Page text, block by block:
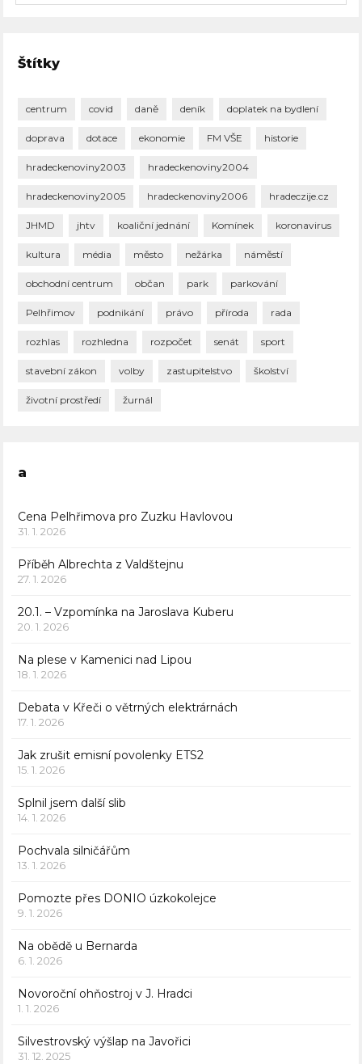
Štítky
centrum covid daně deník doplatek na bydlení
doprava dotace ekonomie FM VŠE historie
hradeckenoviny2003 hradeckenoviny2004
hradeckenoviny2005 hradeckenoviny2006 hradeczije.cz
JHMD jhtv koaliční jednání Komínek koronavirus
kultura média město nežárka náměstí
obchodní centrum občan park parkování
Pelhřimov podnikání právo příroda rada
rozhlas rozhledna rozpočet senát sport
stavební zákon volby zastupitelstvo školství
životní prostředí žurnál
a
Cena Pelhřimova pro Zuzku Havlovou
31. 1. 2026
Příběh Albrechta z Valdštejnu
27. 1. 2026
20.1. – Vzpomínka na Jaroslava Kuberu
20. 1. 2026
Na plese v Kamenici nad Lipou
18. 1. 2026
Debata v Křeči o větrných elektrárnách
17. 1. 2026
Jak zrušit emisní povolenky ETS2
15. 1. 2026
Splnil jsem další slib
14. 1. 2026
Pochvala silničářům
13. 1. 2026
Pomozte přes DONIO úzkokolejce
9. 1. 2026
Na obědě u Bernarda
6. 1. 2026
Novoroční ohňostroj v J. Hradci
1. 1. 2026
Silvestrovský výšlap na Javořici
31. 12. 2025